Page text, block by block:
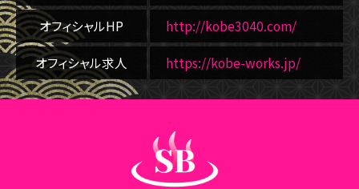
オフィシャルHP
http://kobe3040.com/
オフィシャル求人
https://kobe-works.jp/